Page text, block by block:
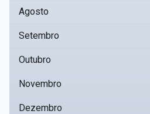
Agosto
Setembro
Outubro
Novembro
Dezembro